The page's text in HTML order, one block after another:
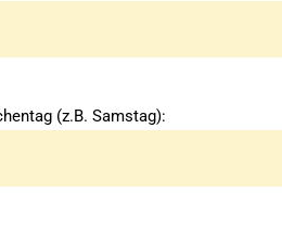
(z.B. Samstag):